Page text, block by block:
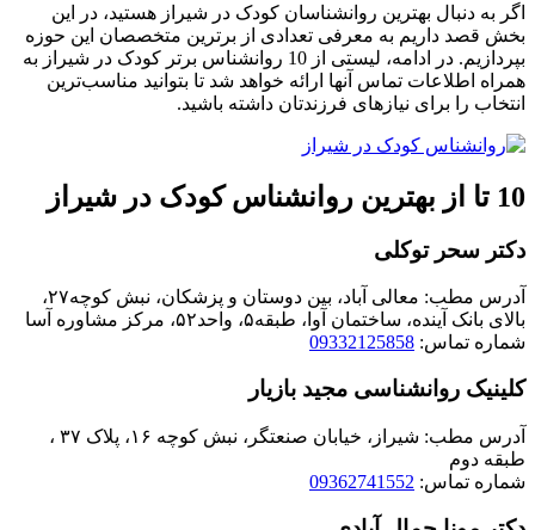
اگر به دنبال بهترین روانشناسان کودک در شیراز هستید، در این
بخش قصد داریم به معرفی تعدادی از برترین متخصصان این حوزه
بپردازیم. در ادامه، لیستی از 10 روانشناس برتر کودک در شیراز به
همراه اطلاعات تماس آنها ارائه خواهد شد تا بتوانید مناسب‌ترین
انتخاب را برای نیازهای فرزندتان داشته باشید.
10 تا از بهترین روانشناس کودک در شیراز
دکتر سحر توکلی
آدرس مطب: معالی آباد، بین دوستان و پزشکان، نبش کوچه۲۷،
بالای بانک آینده، ساختمان آوا، طبقه۵، واحد۵۲، مرکز مشاوره آسا
شماره تماس: 09332125858
کلینیک روانشناسی مجید بازیار
آدرس مطب: شیراز، خیابان صنعتگر، نبش کوچه ۱۶، پلاک ۳۷ ،
طبقه دوم
شماره تماس: 09362741552